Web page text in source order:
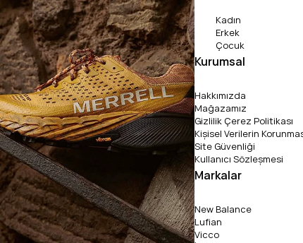
Kadın
Erkek
Çocuk
Kurumsal
Hakkımızda
Mağazamız
Gizlilik Çerez Politikası
Kişisel Verilerin
Site Güvenliği
Kullanıcı Sözleşmesi
Markalar
New Balance
Lufian
Vicco